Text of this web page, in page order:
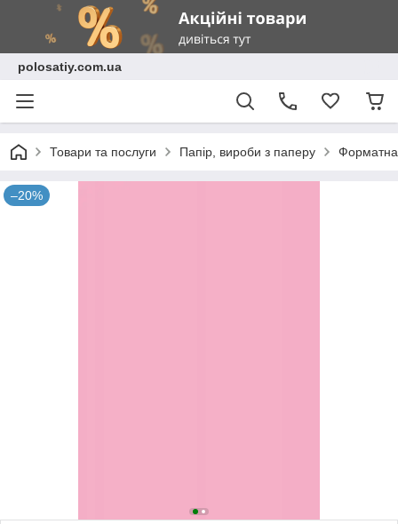
polosatiy.com.ua
Товари та послуги Папір, вироби з паперу Форматна
–20%